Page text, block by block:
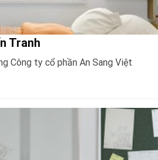
Tranh
Công ty cổ phần An Sang Việt